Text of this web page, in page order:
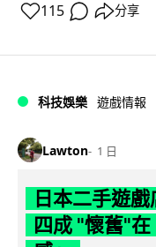
115 分享
科技娛樂 遊戲情報
Lawton 1 日
日本二手遊
四成 "懷舊"